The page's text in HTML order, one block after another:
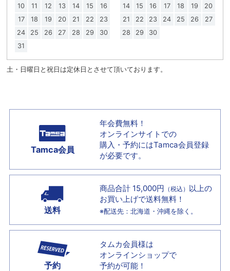
10
11 12 13 14 15
16
17
18 19 20 21 22
23
24
25 26 27 28 29
30
31
14
15 16 17 18 19
20
21
22 23 24 25 26
27
28
29 30
土・日曜日と祝日は定休日とさせて頂いております。
Tamca会員
年会費無料！
オンラインサイトでの
購入・予約にはTamca会員登録
が必要です。
送料
商品合計 15,000円 （税込） 以上の
お買い上げで送料無料！
※配送先：北海道・沖縄を除く。
予約
タムカ会員様は
オンラインショップで
予約が可能！